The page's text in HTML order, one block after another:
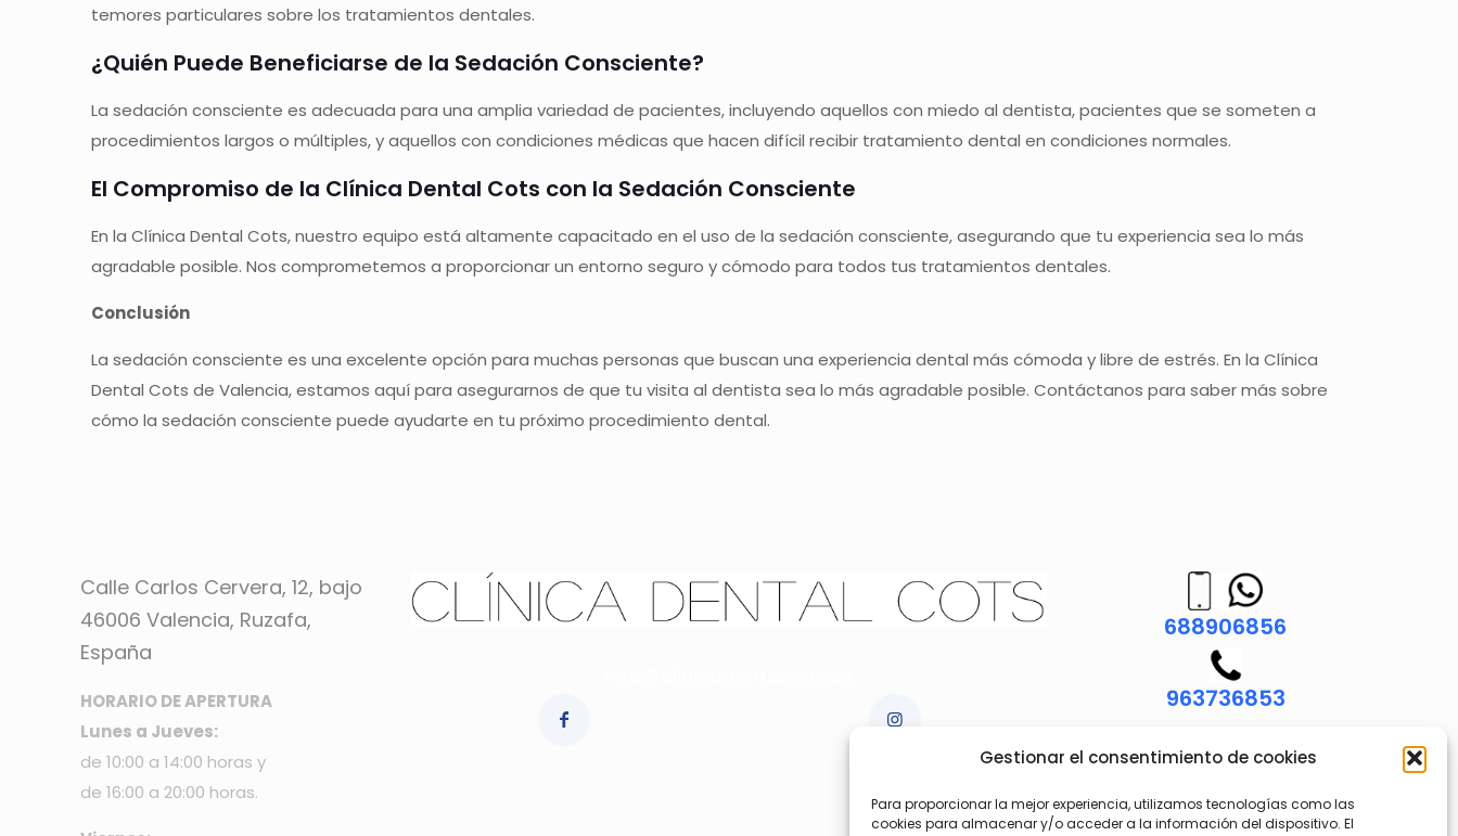
Gestionar el consentimiento de cookies
Para proporcionar la mejor experiencia, utilizamos tecnologías como las
cookies para almacenar y/o acceder a la información del dispositivo. El
temores particulares sobre los tratamientos dentales.
¿Quién Puede Beneficiarse de la Sedación Consciente?
La sedación consciente es adecuada para una amplia variedad de pacientes, incluyendo aquellos con miedo al dentista, pacientes que se someten a
procedimientos largos o múltiples, y aquellos con condiciones médicas que hacen difícil recibir tratamiento dental en condiciones normales.
El Compromiso de la Clínica Dental Cots con la Sedación Consciente
En la Clínica Dental Cots, nuestro equipo está altamente capacitado en el uso de la sedación consciente, asegurando que tu experiencia sea lo más
agradable posible. Nos comprometemos a proporcionar un entorno seguro y cómodo para todos tus tratamientos dentales.
Conclusión
La sedación consciente es una excelente opción para muchas personas que buscan una experiencia dental más cómoda y libre de estrés. En la Clínica
Dental Cots de Valencia, estamos aquí para asegurarnos de que tu visita al dentista sea lo más agradable posible. Contáctanos para saber más sobre
cómo la sedación consciente puede ayudarte en tu próximo procedimiento dental.
Calle Carlos Cervera, 12, bajo
46006 Valencia, Ruzafa,
España
HORARIO DE APERTURA
Lunes a Jueves:
de 10:00 a 14:00 horas y
de 16:00 a 20:00 horas.
688906856
963736853